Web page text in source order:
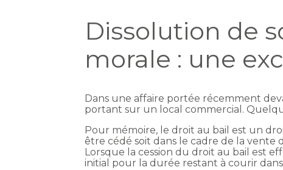
Dissolution de
morale : une
Dans une affaire portée récemment
portant sur un local commercial.
Pour mémoire, le droit au bail est un
être cédé soit dans le cadre de la vente
Lorsque la cession du droit au bail est
initial pour la durée restant à courir